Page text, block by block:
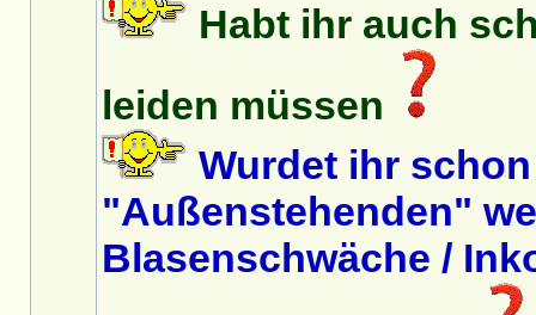
Habt ihr auch
leiden müssen
Wurdet ihr
"Außenstehenden"
Blasenschwäche /